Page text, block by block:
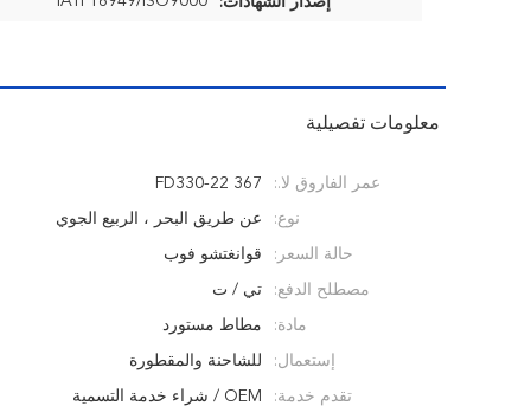
معلومات تفصيلية
عمر الفاروق لا.: FD330-22 367
نوع: عن طريق البحر ، الربيع الجوي
حالة السعر: قوانغتشو فوب
مصطلح الدفع: تي / ت
مادة: مطاط مستورد
إستعمال: للشاحنة والمقطورة
تقدم خدمة: OEM / شراء خدمة التسمية